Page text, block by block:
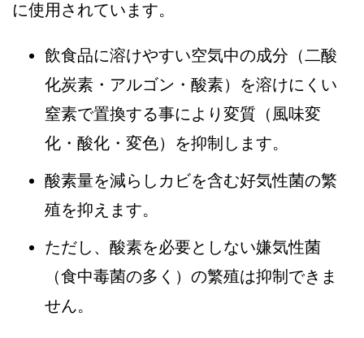
に使用されています。
飲食品に溶けやすい空気中の成分（二酸
化炭素・アルゴン・酸素）を溶けにくい
窒素で置換する事により変質（風味変
化・酸化・変色）を抑制します。
酸素量を減らしカビを含む好気性菌の繁
殖を抑えます。
ただし、酸素を必要としない嫌気性菌
（食中毒菌の多く）の繁殖は抑制できま
せん。